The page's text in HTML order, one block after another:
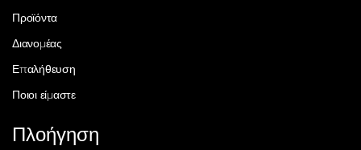
Προϊόντα
Διανομέας
Επαλήθευση
Ποιοι είμαστε
Πλοήγηση